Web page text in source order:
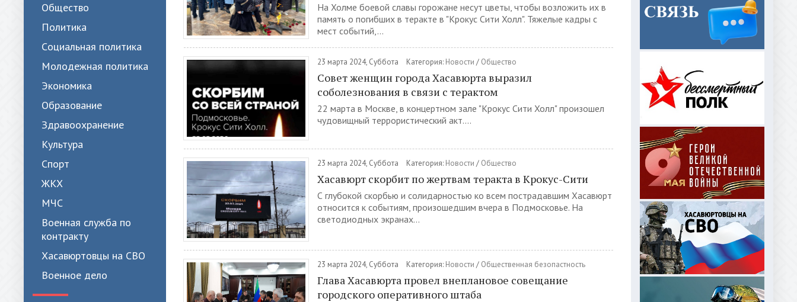
Общество
Политика
Cоциальная политика
Молодежная политика
Экономика
Образование
Здравоохранение
Культура
Спорт
ЖКХ
МЧС
Военная служба по
контракту
Хасавюртовцы на СВО
Военное дело
На Холме боевой славы горожане несут цветы, чтобы возложить их в
память о погибших в теракте в "Крокус Сити Холл". Тяжелые кадры с
мест событий,...
23 марта 2024, Суббота Категория: Новости / Общество
Совет женщин города Хасавюрта выразил
соболезнования в связи с терактом
22 марта в Москве, в концертном зале "Крокус Сити Холл" произошел
чудовищный террористический акт....
23 марта 2024, Суббота Категория: Новости / Общество
Хасавюрт скорбит по жертвам теракта в Крокус-Сити
С глубокой скорбью и солидарностью ко всем пострадавшим Хасавюрт
относится к событиям, произошедшим вчера в Подмосковье. На
светодиодных экранах...
23 марта 2024, Суббота Категория: Новости / Общественная безопастность
Глава Хасавюрта провел внеплановое совещание
городского оперативного штаба